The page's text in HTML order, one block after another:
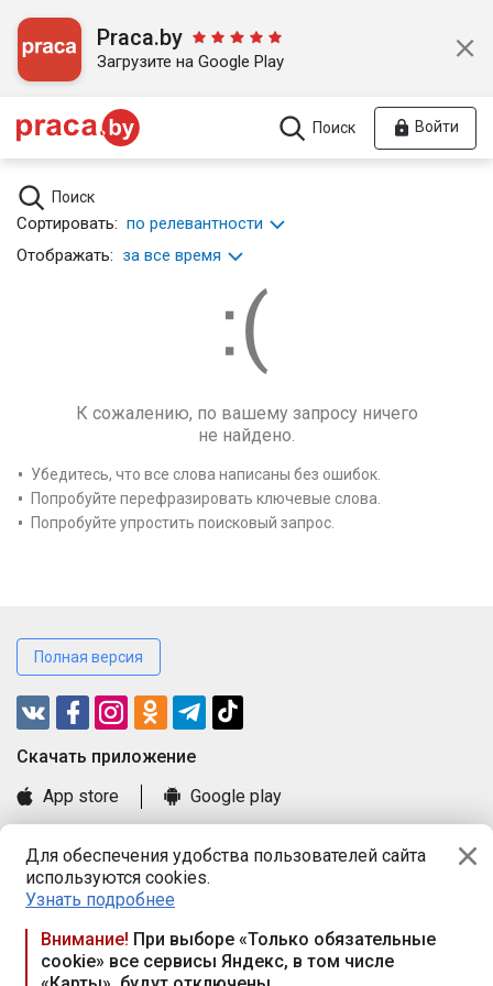
Для обеспечения удобства пользователей сайта
используются cookies.
Узнать подробнее
Внимание! При выборе «Только обязательные
cookie» все сервисы Яндекс, в том числе
Praca.by
Загрузите на Google Play
Поиск Войти
Поиск
Сортировать: по релевантности
Отображать: за все время
К сожалению, по вашему запросу ничего
не найдено.
Убедитесь, что все слова написаны без ошибок.
Попробуйте перефразировать ключевые слова.
Попробуйте упростить поисковый запрос.
Полная версия
Cкачать приложение
App store
Google play
Книга замечаний и предложений
Правила и документы
Praca.by © 2000—2026, ООО «ПРАЦА БАЙ»
Республика Беларусь, 220114, г. Минск, пр-т Независимости
117а, пом. № 9.